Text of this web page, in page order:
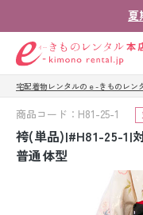
夏
ゲスト
お気に入り
会社案内
宅配着物レンタルのｅ-きものレン
商品コード：H81-25-1
袴(単品)|#H81-25-1|
普通体型